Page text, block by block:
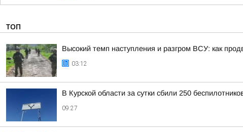
ТОП
Высокий темп наступления и разгром ВСУ: как
03:12
В Курской области за сутки сбили 250
09:27